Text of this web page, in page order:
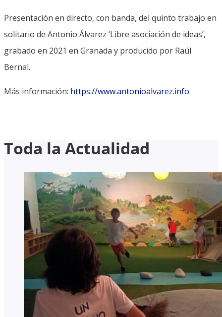
Presentación en directo, con banda, del quinto trabajo en
solitario de Antonio Álvarez ‘Libre asociación de ideas’,
grabado en 2021 en Granada y producido por Raúl
Bernal.
Más información: https://www.antonioalvarez.info
Toda la Actualidad